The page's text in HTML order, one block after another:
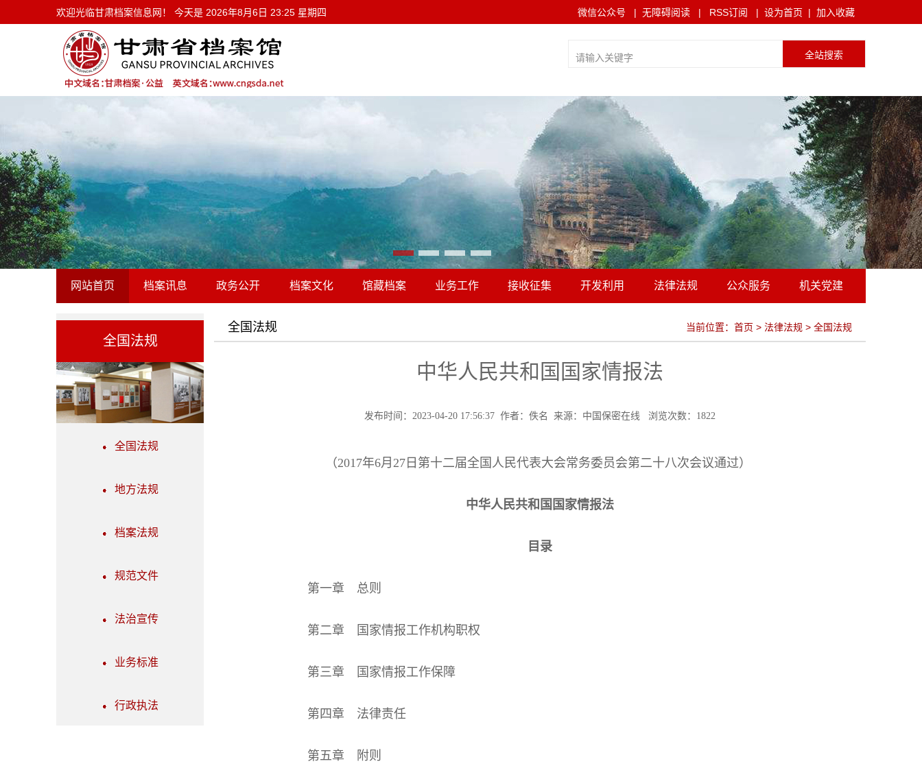
欢迎光临甘肃档案信息网！ 今天是 2026年8月6日 23:25 星期四 微信公众号 | 无障碍阅读 | RSS订阅 | 设为首页 | 加入收藏
网站首页 档案讯息 政务公开 档案文化 馆藏档案 业务工作 接收征集 开发利用 法律法规 公众服务 机关党建
全国法规
全国法规
地方法规
档案法规
规范文件
法治宣传
业务标准
行政执法
全国法规 当前位置： 首页 > 法律法规 > 全国法规
中华人民共和国国家情报法
发布时间：2023-04-20 17:56:37 作者：佚名 来源：中国保密在线 浏览次数： 1822
（2017年6月27日第十二届全国人民代表大会常务委员会第二十八次会议通过）
中华人民共和国国家情报法
目录
第一章 总则
第二章 国家情报工作机构职权
第三章 国家情报工作保障
第四章 法律责任
第五章 附则